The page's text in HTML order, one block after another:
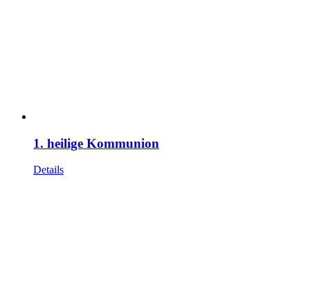
1. heilige Kommunion
Details